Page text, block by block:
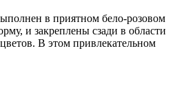
в приятном бело-розовом
и закреплены сзади в области
В этом привлекательном